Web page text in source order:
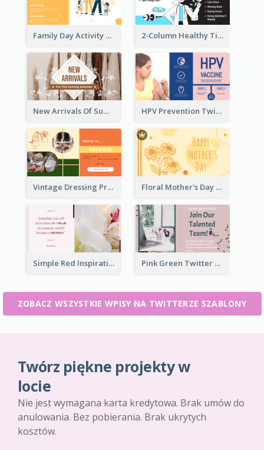
Family Day Activity Suggestions Twitter Post 2-Column Healthy Tips Twitter Post With Illustrations
New Arrivals Of Summer Clothes Twitter Post With White Decorations HPV Prevention Twitter Post
Vintage Dressing Promote Twitter Post Floral Mother's Day Twitter Post In Yellow Colour Tone
Simple Red Inspirational quotes Floral Twitter Post Pink Green Twitter Post
ZOBACZ WSZYSTKIE WPISY NA TWITTERZE SZABLONY
Twórz piękne projekty w
locie
Nie jest wymagana karta kredytowa. Brak umów do
anulowania. Bez pobierania. Brak ukrytych
kosztów.